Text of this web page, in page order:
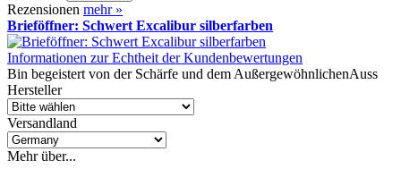
Rezensionen mehr »
Brieföffner: Schwert Excalibur silberfarben
Informationen zur Echtheit der Kundenbewertungen
Bin begeistert von der Schärfe und dem AußergewöhnlichenAuss
Hersteller
Versandland
Mehr über...